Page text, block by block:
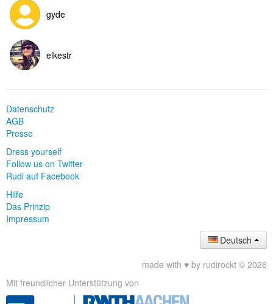
gyde
elkestr
Datenschutz
AGB
Presse
Dress yourself
Follow us on Twitter
Rudi auf Facebook
Hilfe
Das Prinzip
Impressum
Deutsch
made with ♥ by rudirockt © 2026
Mit freundlicher Unterstützung von